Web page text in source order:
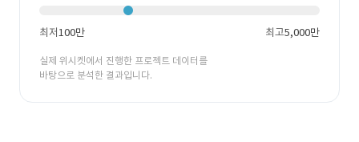
최저100만 최고5,000만
실제 위시켓에서 진행한 프로젝트 데이터를
바탕으로 분석한 결과입니다.